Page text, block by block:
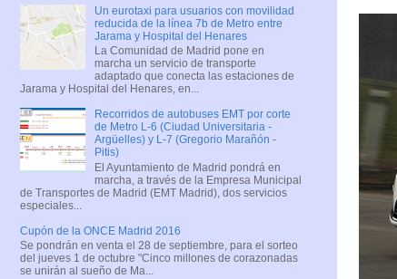
Un eurotaxi para usuarios con movilidad
reducida de la línea 7b de Metro entre
Jarama y Hospital del Henares
La Comunidad de Madrid pone en
marcha un servicio de transporte
adaptado que conecta las estaciones de
Jarama y Hospital del Henares, en...
Recorridos de autobuses EMT por corte
de Metro L-6 (Ciudad Universitaria -
Argüelles) y L-7 (Gregorio Marañón -
Pitis)
El Ayuntamiento de Madrid pondrá en
marcha, a través de la Empresa Municipal
de Transportes de Madrid (EMT Madrid), dos servicios
especiales...
Cupón de la ONCE Madrid 2016
Se pondrán en venta el 28 de septiembre, para el sorteo
del jueves 1 de octubre "Cinco millones de corazonadas
se unirán al sueño de Ma...